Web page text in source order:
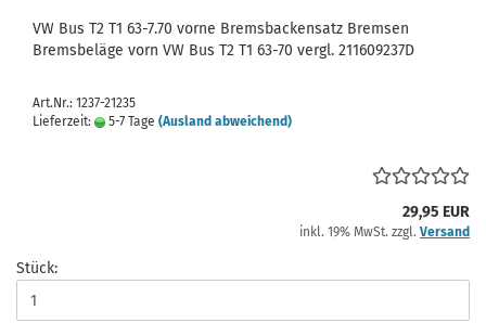
VW Bus T2 T1 63-7.70 vorne Bremsbackensatz Bremsen
Bremsbeläge vorn VW Bus T2 T1 63-70 vergl. 211609237D
Art.Nr.: 1237-21235
Lieferzeit:
5-7 Tage (Ausland abweichend)
29,95 EUR
inkl. 19% MwSt. zzgl. Versand
Stück: